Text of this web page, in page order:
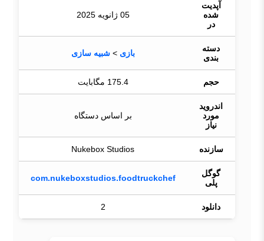
آپدیت
شده
در
05 ژانویه 2025
دسته
بندی
بازی >شبیه سازی
حجم 175.4 مگابایت
اندروید
مورد
نیاز
بر اساس دستگاه
سازنده Nukebox Studios
گوگل
پلی
com.nukeboxstudios.foodtruckchef
دانلود 2